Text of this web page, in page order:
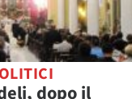
dopo il